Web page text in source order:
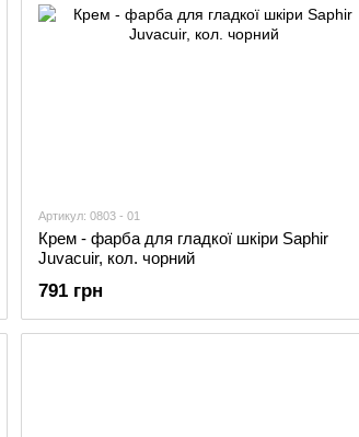
Артикул: 0803 - 01
Крем - фарба для гладкої шкіри Saphir
Juvacuir, кол. чорний
791 грн